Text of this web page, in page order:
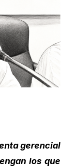
gerencial
los que